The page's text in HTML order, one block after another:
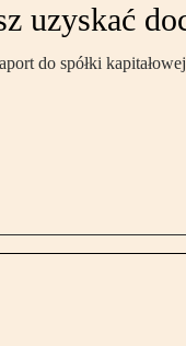
uzyskać
do spółki